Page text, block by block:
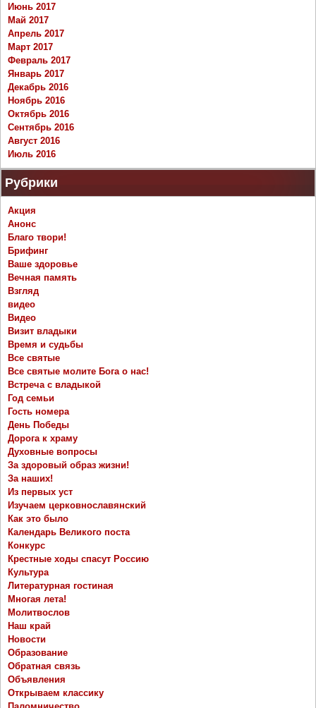
Июнь 2017
Май 2017
Апрель 2017
Март 2017
Февраль 2017
Январь 2017
Декабрь 2016
Ноябрь 2016
Октябрь 2016
Сентябрь 2016
Август 2016
Июль 2016
Рубрики
Акция
Анонс
Благо твори!
Брифинг
Ваше здоровье
Вечная память
Взгляд
видео
Видео
Визит владыки
Время и судьбы
Все святые
Все святые молите Бога о нас!
Встреча с владыкой
Год семьи
Гость номера
День Победы
Дорога к храму
Духовные вопросы
За здоровый образ жизни!
За наших!
Из первых уст
Изучаем церковнославянский
Как это было
Календарь Великого поста
Конкурс
Крестные ходы спасут Россию
Культура
Литературная гостиная
Многая лета!
Молитвослов
Наш край
Новости
Образование
Обратная связь
Объявления
Открываем классику